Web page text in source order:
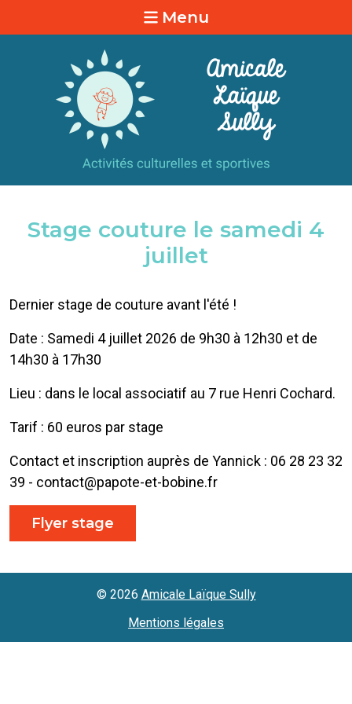
Menu
Stage couture le samedi 4
juillet
Dernier stage de couture avant l'été !
Date : Samedi 4 juillet 2026 de 9h30 à 12h30 et de
14h30 à 17h30
Lieu : dans le local associatif au 7 rue Henri Cochard.
Tarif : 60 euros par stage
Contact et inscription auprès de Yannick : 06 28 23 32
39 - contact@papote-et-bobine.fr
Flyer stage
© 2026 Amicale Laïque Sully
Mentions légales